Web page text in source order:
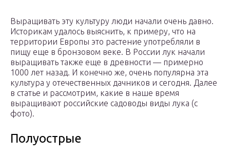
Выращивать эту культуру люди начали очень давно.
Историкам удалось выяснить, к примеру, что на
территории Европы это растение употребляли в
пищу еще в бронзовом веке. В России лук начали
выращивать также еще в древности — примерно
1000 лет назад. И конечно же, очень популярна эта
культура у отечественных дачников и сегодня. Далее
в статье и рассмотрим, какие в наше время
выращивают российские садоводы виды лука (с
фото).
Полуострые